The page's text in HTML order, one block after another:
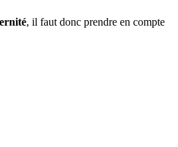
, il faut donc prendre en compte